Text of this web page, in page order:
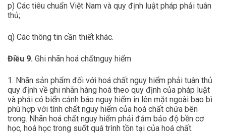
p) Các tiêu chuẩn Việt Nam và quy định luật pháp phải tuân
thủ;
q) Các thông tin cần thiết khác.
Điều 9. Ghi nhãn hoá chấtnguy hiểm
1. Nhãn sản phẩm đối với hoá chất nguy hiểm phải tuân thủ
quy định về ghi nhãn hàng hoá theo quy định của pháp luật
và phải có biển cảnh báo nguy hiểm in lên mặt ngoài bao bì
phù hợp với tính chất nguy hiểm của hoá chất chứa bên
trong. Nhãn hoá chất nguy hiểm phải đảm bảo độ bền cơ
học, hoá học trong suốt quá trình tồn tại của hoá chất.